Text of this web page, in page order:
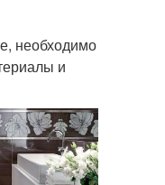
необходимо
и